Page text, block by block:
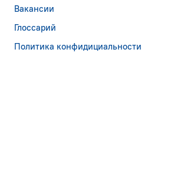
Вакансии
Глоссарий
Политика конфидициальности